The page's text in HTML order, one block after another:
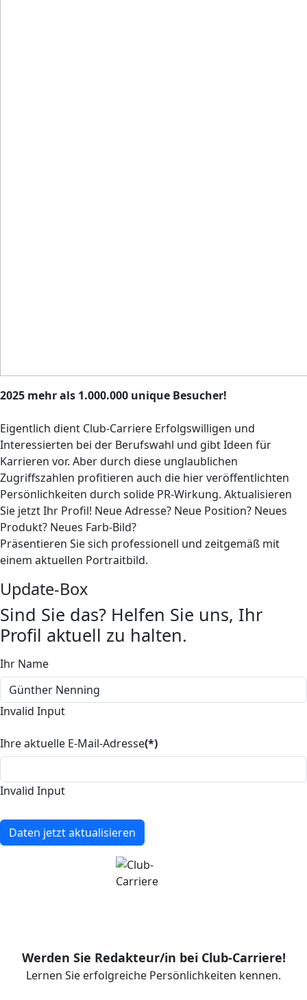
2025 mehr als 1.000.000 unique Besucher!
Eigentlich dient Club-Carriere Erfolgswilligen und
Interessierten bei der Berufswahl und gibt Ideen für
Karrieren vor. Aber durch diese unglaublichen
Zugriffszahlen profitieren auch die hier veröffentlichten
Persönlichkeiten durch solide PR-Wirkung. Aktualisieren
Sie jetzt Ihr Profil! Neue Adresse? Neue Position? Neues
Produkt? Neues Farb-Bild?
Präsentieren Sie sich professionell und zeitgemäß mit
einem aktuellen Portraitbild.
Update-Box
Sind Sie das? Helfen Sie uns, Ihr
Profil aktuell zu halten.
Ihr Name
Invalid Input
Ihre aktuelle E-Mail-Adresse(*)
Invalid Input
Daten jetzt aktualisieren
Werden Sie Redakteur/in bei Club-Carriere!
Lernen Sie erfolgreiche Persönlichkeiten kennen.